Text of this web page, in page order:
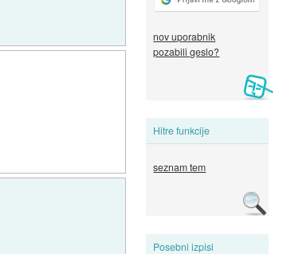
nov uporabnik
pozabili geslo?
Hitre funkcije
seznam tem
Posebni izpisi